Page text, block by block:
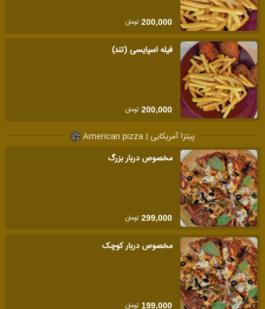
200,000 تومان
فیله اسپایسی (تند)
200,000 تومان
پیتزا آمریکایی | American pizza
مخصوص دربار بزرگ
299,000 تومان
مخصوص دربار کوچک
199,000 تومان